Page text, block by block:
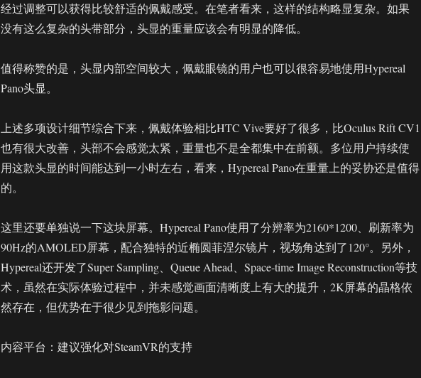
经过调整可以获得比较舒适的佩戴感受。在笔者看来，这样的结构略显复杂。如果
没有这么复杂的头带部分，头显的重量应该会有明显的降低。
值得称赞的是，头显内部空间较大，佩戴眼镜的用户也可以很容易地使用Hypereal
Pano头显。
上述多项设计细节综合下来，佩戴体验相比HTC Vive要好了很多，比Oculus Rift CV1
也有很大改善，头部不会感觉太紧，重量也不是全都集中在前额。多位用户持续使
用这款头显的时间能达到一小时左右，看来，Hypereal Pano在重量上的妥协还是值得
的。
这里还要单独说一下这块屏幕。Hypereal Pano使用了分辨率为2160*1200、刷新率为
90Hz的AMOLED屏幕，配合独特的近椭圆菲涅尔镜片，视场角达到了120°。另外，
Hypereal还开发了Super Sampling、Queue Ahead、Space-time Image Reconstruction等技
术，虽然在实际体验过程中，并未感觉画面清晰度上有大的提升，2K屏幕的晶格依
然存在，但优势在于很少见到拖影问题。
内容平台：建议强化对SteamVR的支持